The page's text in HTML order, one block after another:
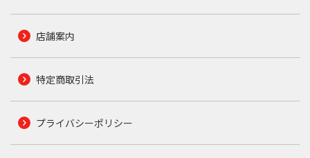
店舗案内
特定商取引法
プライバシーポリシー